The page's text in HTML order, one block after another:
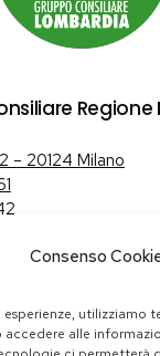
Consenso
esperienze, utilizziamo
accedere alle
– 20124 Milano
|Politica sui